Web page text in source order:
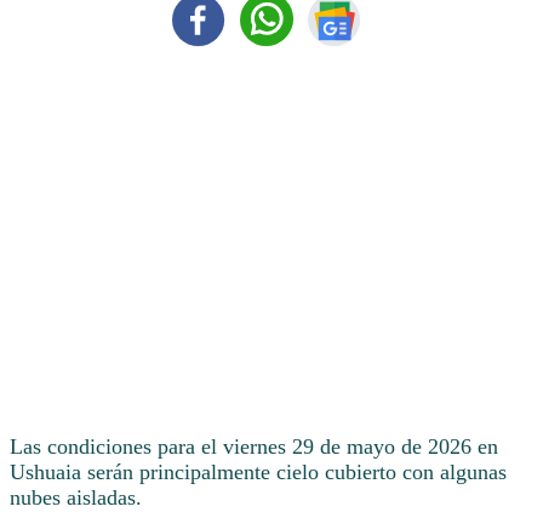
Las condiciones para el viernes 29 de mayo de 2026 en
Ushuaia serán principalmente cielo cubierto con algunas
nubes aisladas.